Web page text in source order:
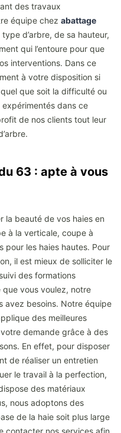
des travaux
équipe chez abattage
d’arbre, de sa hauteur,
qui l’entoure pour que
interventions. Dans ce
à votre disposition si
que soit la difficulté ou
dans ce
de nos clients tout leur
du 63 : apte à vous
la beauté de vos haies en
à la verticale, coupe à
pour les haies hautes. Pour
il est mieux de solliciter le
des formations
vous voulez, notre
avez besoins. Notre équipe
des meilleures
demande grâce à des
En effet, pour disposer
de réaliser un entretien
le travail à la perfection,
des matériaux
nous adoptons des
de la haie soit plus large
contacter nos services afin